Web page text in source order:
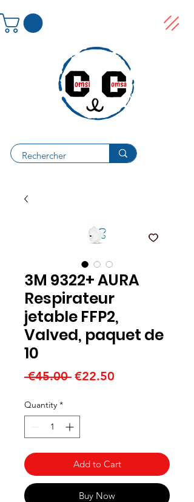
3M 9322+ AURA
Respirateur
jetable FFP2,
Valved, paquet de
10
€45.00 Regular
€22.50
Quantity *
Add to Cart
Buy Now